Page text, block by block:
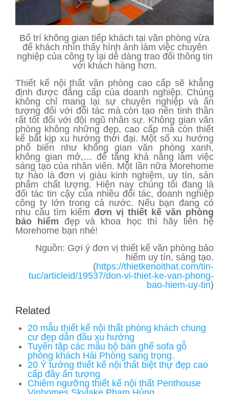
Bố trí không gian tiếp khách tại văn phòng vừa
để khách nhìn thấy hình ảnh làm việc chuyên
nghiệp của công ty lại dễ dàng trao đổi thông tin
với khách hàng hơn.
Thiết kế nội thất văn phòng cao cấp sẽ khẳng
định được đẳng cấp của doanh nghiệp. Chúng
không chỉ mang lại sự chuyên nghiệp và ấn
tượng đối với đối tác mà còn tạo nên tinh thần
rất tốt đối với đội ngũ nhân sự. Không gian văn
phòng không những đẹp, cao cấp mà còn thiết
kế bắt kịp xu hướng thời đại. Một số xu hướng
phổ biến như không gian văn phòng xanh,
không gian mở,… để tăng khả năng làm việc
sáng tạo của nhân viên. Một lần nữa Morehome
tự hào là đơn vị giàu kinh nghiệm, uy tín, sản
phẩm chất lượng. Hiện nay chúng tôi đang là
đối tác tin cậy của nhiều đối tác, doanh nghiệp
công ty lớn trong cả nước. Nếu bạn đang có
nhu cầu tìm kiếm đơn vị thiết kế văn phòng
bảo hiểm đẹp và khoa học thì hãy liên hệ
Morehome bạn nhé!
Nguồn: Gợi ý đơn vị thiết kế văn phòng bảo
hiểm uy tín, sáng tạo.
(https://thietkenoithat.com/tin-
tuc/articleid/19537/don-vi-thiet-ke-van-phong-
bao-hiem-uy-tin)
Related
20 mẫu thiết kế nội thất phòng khách chung
cư đẹp dẫn đầu xu hướng
Tuyển tập các mẫu bộ bàn ghế sofa gỗ
phòng khách Hải Phòng sang trọng.
20 Ý tưởng thiết kế nội thất biệt thự đẹp cao
cấp đầy ấn tượng
Chiêm ngưỡng thiết kế nội thất Penthouse